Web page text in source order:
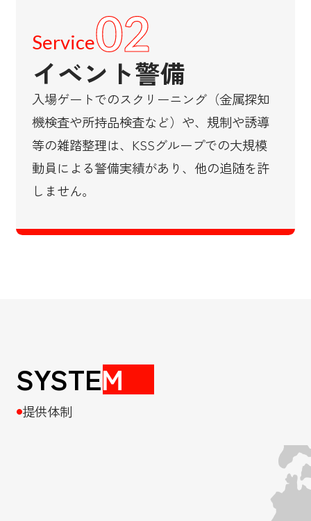
Service02
イベント警備
入場ゲートでのスクリーニング（金属探知
機検査や所持品検査など）や、規制や誘導
等の雑踏整理は、KSSグループでの大規模
動員による警備実績があり、他の追随を許
しません。
SYSTEM
●提供体制